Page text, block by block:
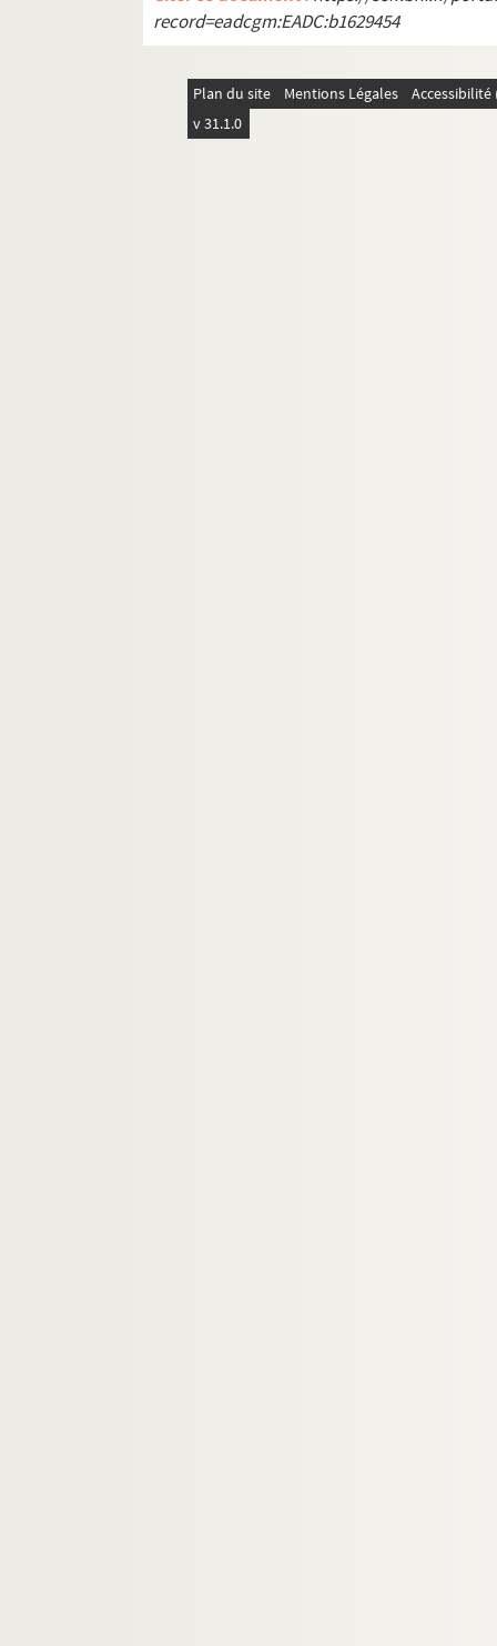
record=eadcgm:EADC:b1629454
Plan du site Mentions Légales
v 31.1.0